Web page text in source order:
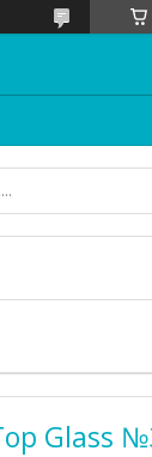
Glass